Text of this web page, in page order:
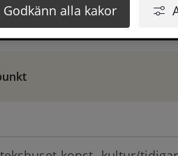
Godkänn alla kakor
via e-tjänsten Synpunkt